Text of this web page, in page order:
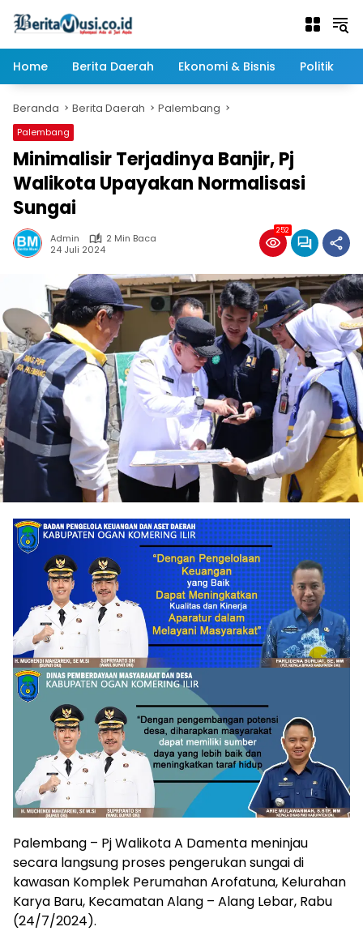
Home
Berita Daerah Ekonomi & Bisnis Politik
Beranda Berita Daerah Palembang
Palembang
Minimalisir Terjadinya Banjir, Pj
Walikota Upayakan Normalisasi
Sungai
Admin
2 Min Baca
24 Juli 2024
252
Palembang – Pj Walikota A Damenta meninjau
secara langsung proses pengerukan sungai di
kawasan Komplek Perumahan Arofatuna, Kelurahan
Karya Baru, Kecamatan Alang – Alang Lebar, Rabu
(24/7/2024).